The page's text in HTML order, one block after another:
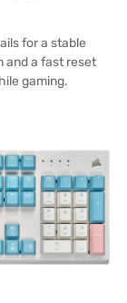
for a stable
and a fast reset
gaming.